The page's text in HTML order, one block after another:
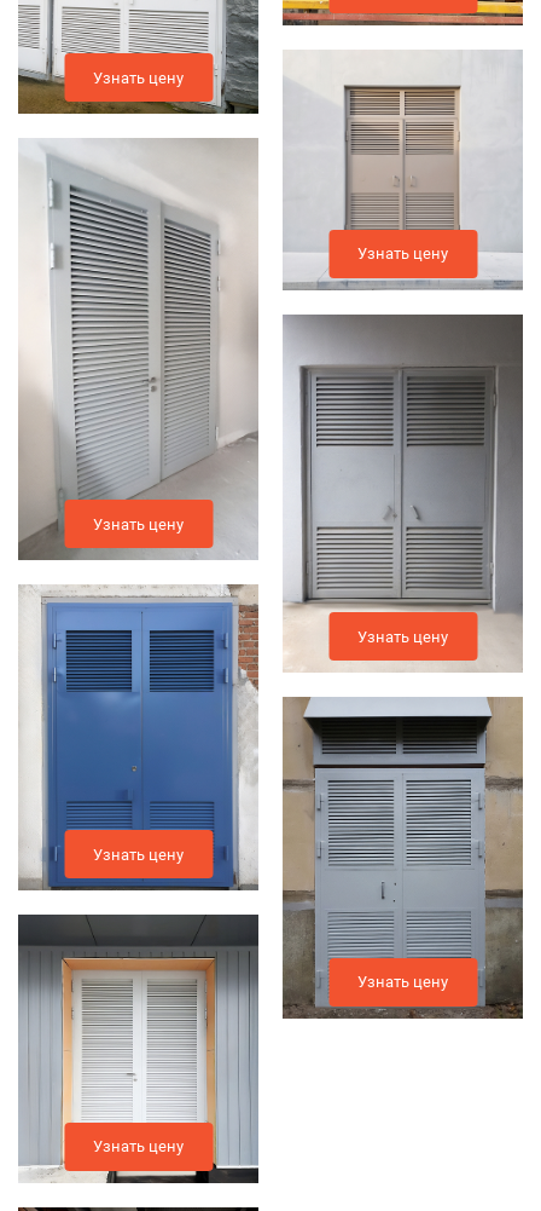
Узнать цену
Узнать цену
Узнать цену
Узнать цену
Узнать цену
Узнать цену
Узнать цену